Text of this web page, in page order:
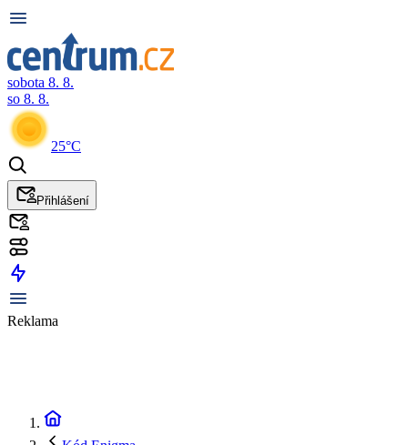
sobota 8. 8.
so 8. 8.
25°C
Přihlášení
Reklama